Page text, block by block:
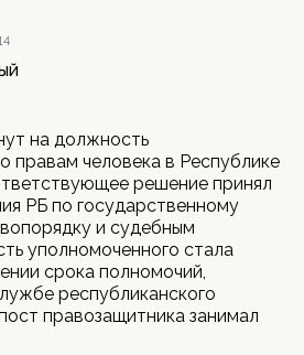
на должность
правам человека в Республике
решение принял
РБ по государственному
и судебным
уполномоченного стала
срока полномочий,
республиканского
правозащитника занимал